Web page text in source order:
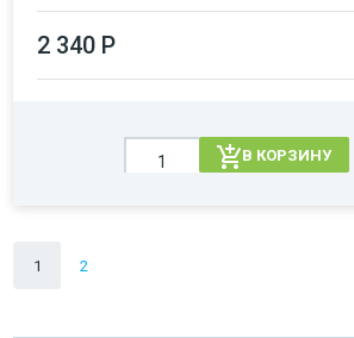
2 340 Р
В КОРЗИНУ
1 2